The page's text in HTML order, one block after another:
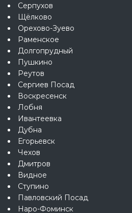
Серпухов
Щёлково
Орехово-Зуево
Раменское
Долгопрудный
Пушкино
Реутов
Сергиев Посад
Воскресенск
Лобня
Ивантеевка
Дубна
Егорьевск
Чехов
Дмитров
Видное
Ступино
Павловский Посад
Наро-Фоминск